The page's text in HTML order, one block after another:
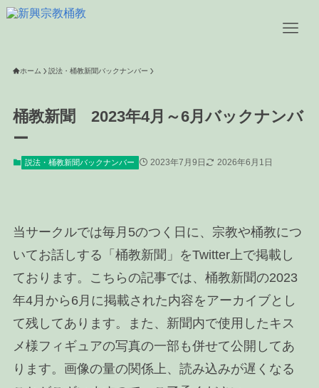
ホーム 説法・桶教新聞バックナンバー
桶教新聞 2023年4月～6月バックナンバ
ー
説法・桶教新聞バックナンバー 2023年7月9日 2026年6月1日
当サークルでは毎月5のつく日に、宗教や桶教につ
いてお話しする「桶教新聞」をTwitter上で掲載し
ております。こちらの記事では、桶教新聞の2023
年4月から6月に掲載された内容をアーカイブとし
て残してあります。また、新聞内で使用したキス
メ様フィギュアの写真の一部も併せて公開してあ
ります。画像の量の関係上、読み込みが遅くなる